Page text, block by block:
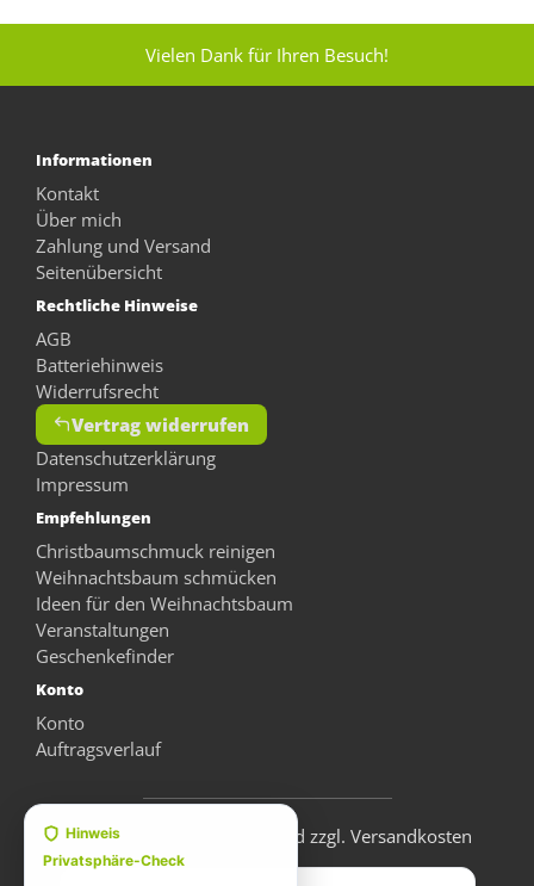
Vielen Dank für Ihren Besuch!
Informationen
Kontakt
Über mich
Zahlung und Versand
Seitenübersicht
Rechtliche Hinweise
AGB
Batteriehinweis
Widerrufsrecht
Vertrag widerrufen
Datenschutzerklärung
Impressum
Empfehlungen
Christbaumschmuck reinigen
Weihnachtsbaum schmücken
Ideen für den Weihnachtsbaum
Veranstaltungen
Geschenkefinder
Konto
Konto
Auftragsverlauf
* alle Preise inkl. Steuern und zzgl. Versandkosten
Hinweis
Privatsphäre-Check